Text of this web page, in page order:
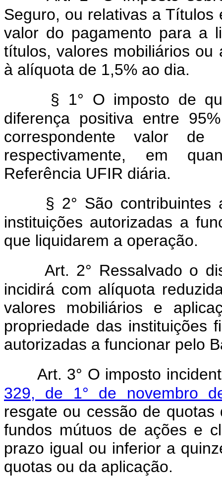
Seguro, ou relativas a Títulos
valor do pagamento para a
títulos, valores mobiliários ou
à alíquota de 1,5% ao dia.
§ 1° O imposto de
diferença positiva entre
correspondente valor de
respectivamente, em
Referência UFIR diária.
§ 2° São contribuintes
instituições autorizadas a
que liquidarem a operação.
Art. 2° Ressalvado o
incidirá com alíquota
valores mobiliários e
propriedade das instituições
autorizadas a funcionar pelo
Art. 3° O imposto
329, de 1° de novembro
resgate ou cessão de
fundos mútuos de ações e
prazo igual ou inferior a
quotas ou da aplicação.